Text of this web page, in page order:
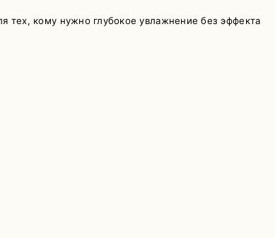
тех, кому нужно глубокое увлажнение без эффекта